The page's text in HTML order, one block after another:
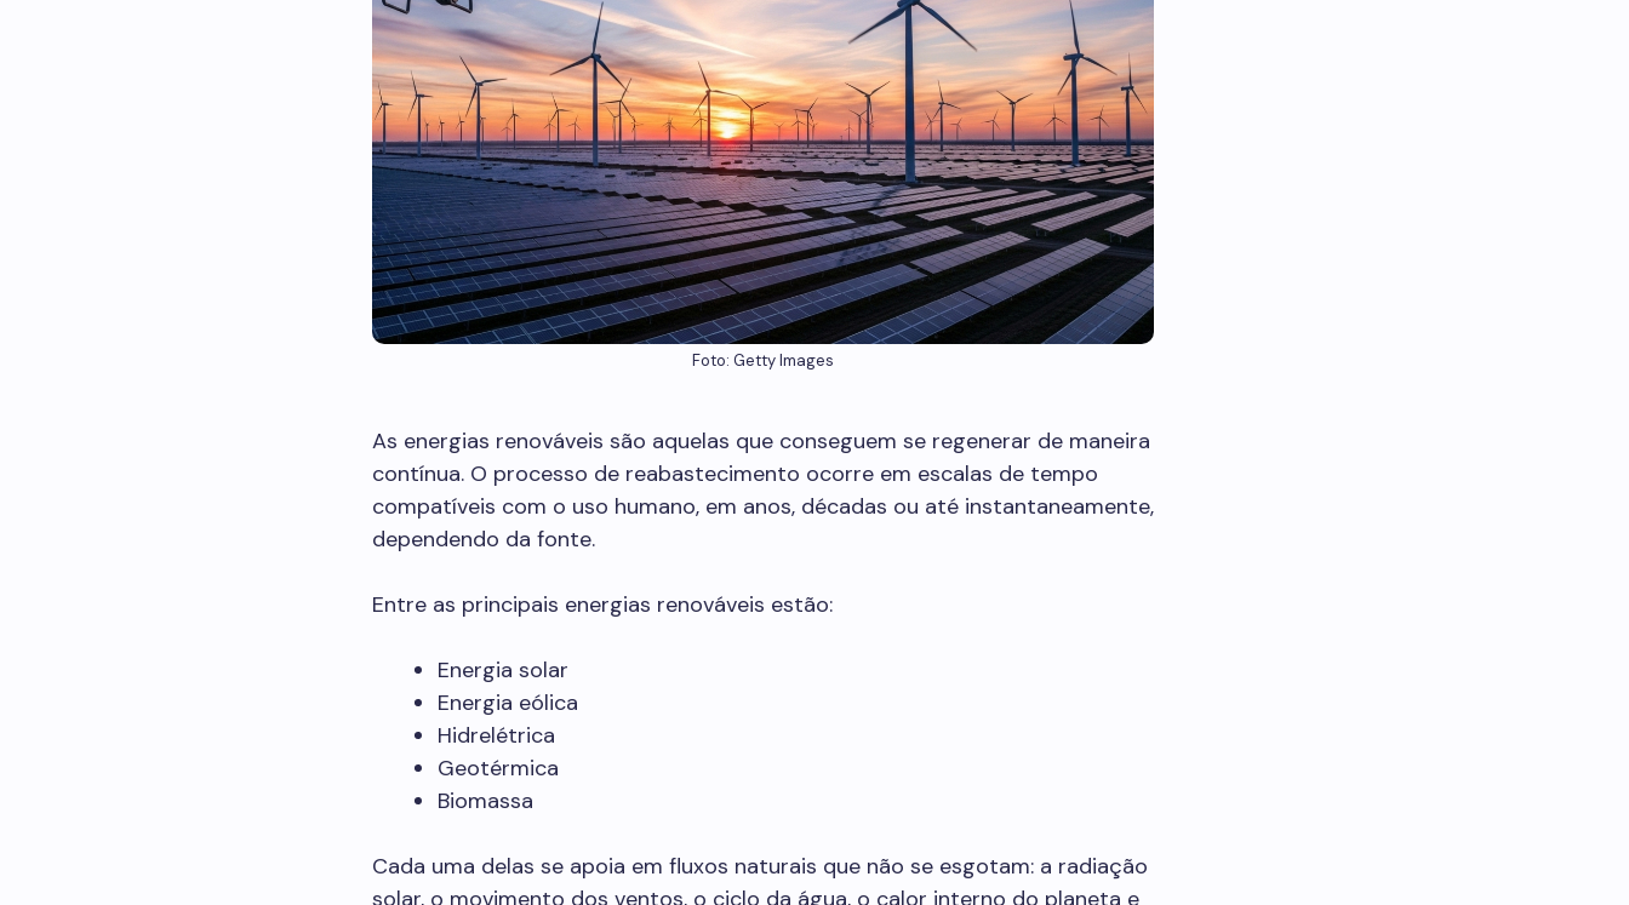
Foto: Getty Images
As energias renováveis são aquelas que conseguem se regenerar de maneira
contínua. O processo de reabastecimento ocorre em escalas de tempo
compatíveis com o uso humano, em anos, décadas ou até instantaneamente,
dependendo da fonte.
Entre as principais energias renováveis estão:
Energia solar
Energia eólica
Hidrelétrica
Geotérmica
Biomassa
Cada uma delas se apoia em fluxos naturais que não se esgotam: a radiação
solar, o movimento dos ventos, o ciclo da água, o calor interno do planeta e